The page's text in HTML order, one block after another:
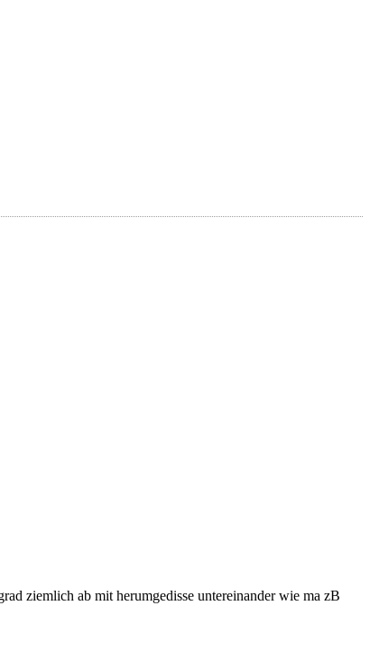
ziemlich ab mit herumgedisse untereinander wie ma zB